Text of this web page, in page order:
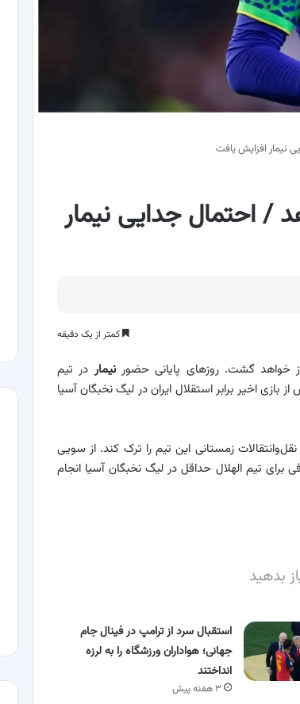
نیمار افزایش یافت
/ احتمال جدایی نیمار
کمتر از یک دقیقه
خواهد گشت. روزهای پایانی حضورنیمار در تیم
اخیر برابر استقلال ایران در لیگ نخبگان آسیا
نقل‌وانتقالات زمستانی این تیم را ترک کند. از سویی
تیم الهلال حداقل در لیگ نخبگان آسیا انجام
بدهید
استقبال سرد از ترامپ در فینال جام
جهانی؛ هواداران ورزشگاه را به لرزه
انداختند
۳ هفته پیش